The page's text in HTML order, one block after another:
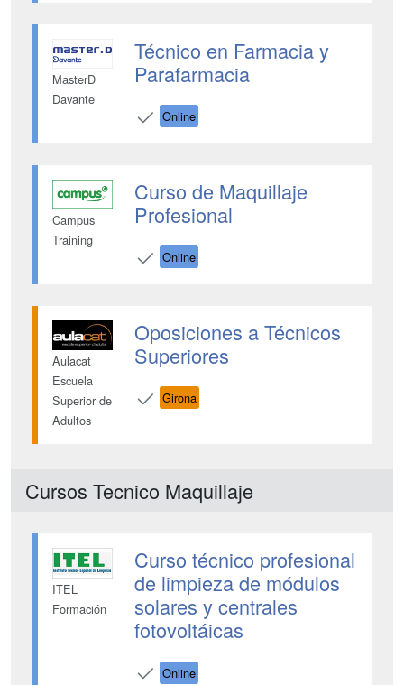
MasterD
Davante
Técnico en Farmacia y
Parafarmacia
Online
Campus
Training
Curso de Maquillaje
Profesional
Online
Aulacat
Escuela
Superior de
Adultos
Oposiciones a Técnicos
Superiores
Girona
Cursos Tecnico Maquillaje
ITEL
Formación
Curso técnico profesional
de limpieza de módulos
solares y centrales
fotovoltáicas
Online